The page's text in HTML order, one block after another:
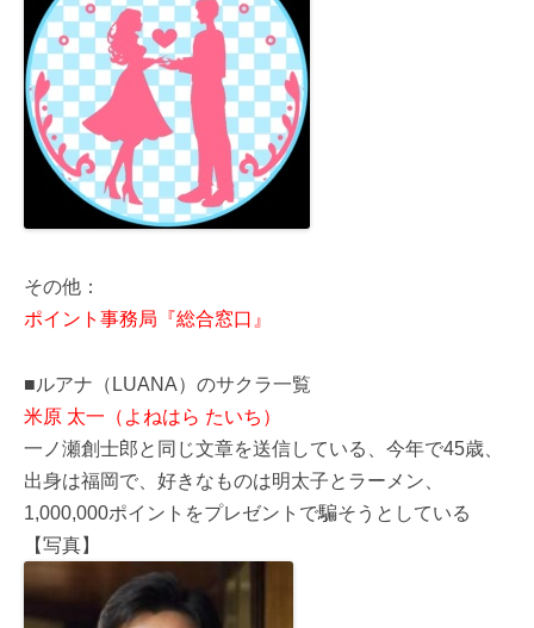
その他：
ポイント事務局『総合窓口』
■ルアナ（LUANA）のサクラ一覧
米原 太一（よねはら たいち）
一ノ瀬創士郎と同じ文章を送信している、今年で45歳、
出身は福岡で、好きなものは明太子とラーメン、
1,000,000ポイントをプレゼントで騙そうとしている
【写真】